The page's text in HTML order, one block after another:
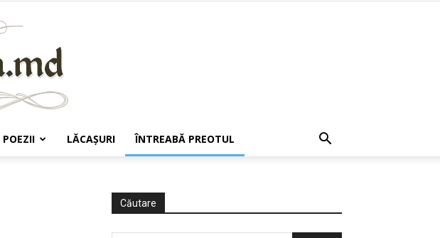
POEZII LĂCAŞURI ÎNTREABĂ PREOTUL
Căutare